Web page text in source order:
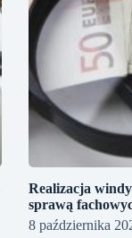
Realizacja
sprawą
8 października